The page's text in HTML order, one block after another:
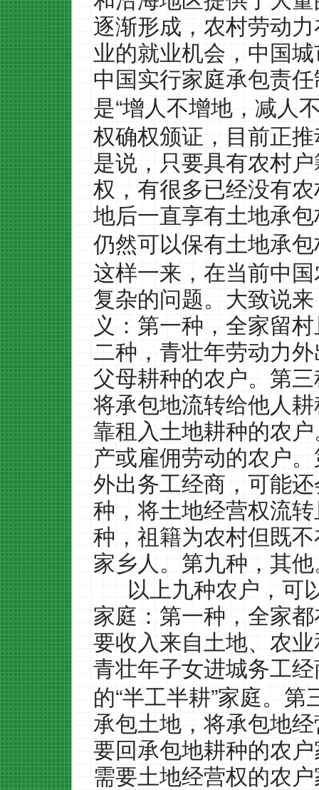
逐渐形成，农村劳动
业的就业机会，中国
中国实行家庭承包责
是“增人不增地，减人
权确权颁证，目前正
是说，只要具有农村
权，有很多已经没有
地后一直享有土地承
仍然可以保有土地承
这样一来，在当前中
复杂的问题。大致说
义：第一种，全家留
二种，青壮年劳动力
父母耕种的农户。第
将承包地流转给他人
靠租入土地耕种的农
产或雇佣劳动的农户
外出务工经商，可能
种，将土地经营权流
种，祖籍为农村但既
家乡人。第九种，其他
以上九种农户，可
家庭：第一种，全家
要收入来自土地、农
青壮年子女进城务工
的“半工半耕”家庭。第
承包土地，将承包地
要回承包地耕种的农
需要土地经营权的农